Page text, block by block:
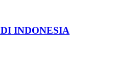
INDONESIA